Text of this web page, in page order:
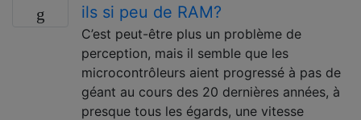
ils si peu de RAM?
C’est peut-être plus un problème de
perception, mais il semble que les
microcontrôleurs aient progressé à pas de
géant au cours des 20 dernières années, à
presque tous les égards, une vitesse